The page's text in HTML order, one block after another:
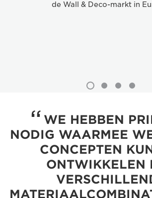
de Wall & Deco-markt in
WE HEBBEN
NODIG WAARMEE
CONCEPTEN
ONTWIKKELEN